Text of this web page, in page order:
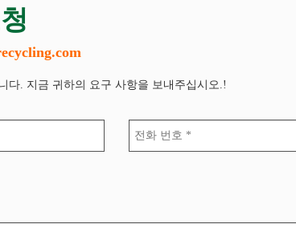
다. 지금 귀하의 요구 사항을 보내주십시오.!